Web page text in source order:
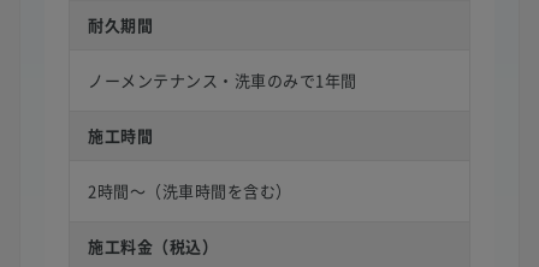
耐久期間
ノーメンテナンス・洗車のみで1年間
施工時間
2時間〜（洗車時間を含む）
施工料金（税込）